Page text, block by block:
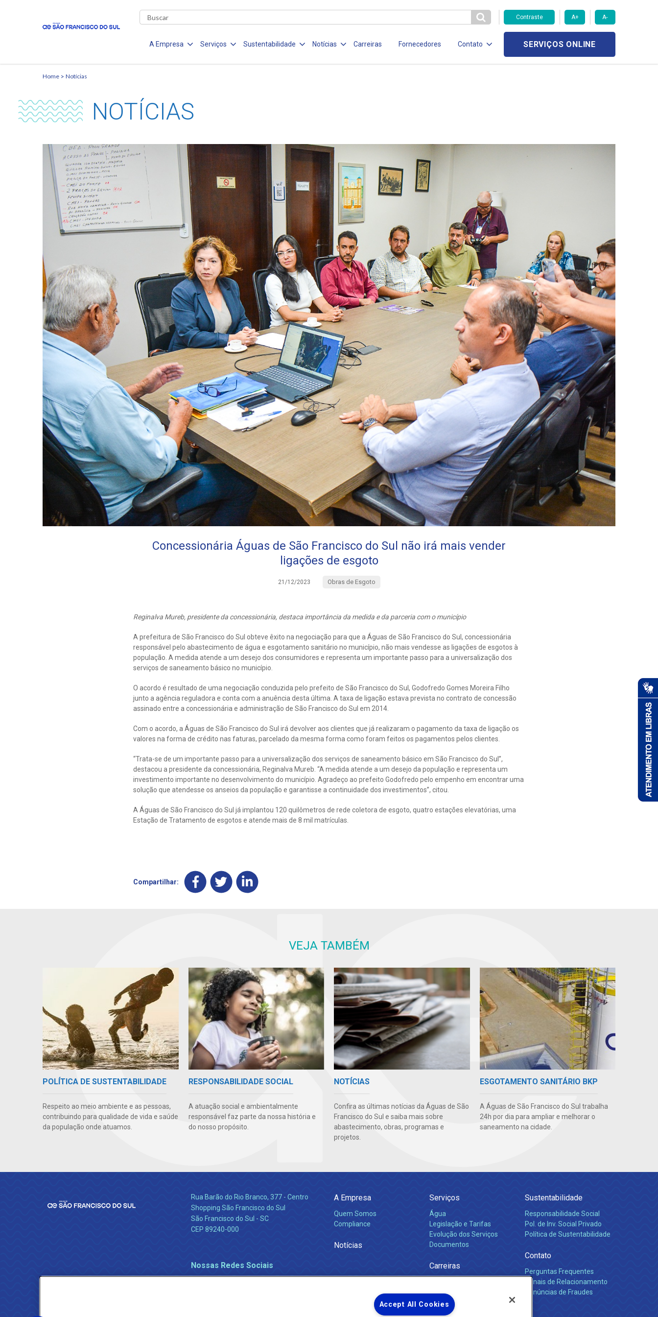
Contraste A+ A-
A Empresa Serviços Sustentabilidade Notícias Carreiras Fornecedores Contato SERVIÇOS ONLINE
Home Notícias
NOTÍCIAS
Concessionária Águas de São Francisco do Sul não irá mais vender
ligações de esgoto
21/12/2023 Obras de Esgoto
Reginalva Mureb, presidente da concessionária, destaca importância da medida e da parceria com o município
A prefeitura de São Francisco do Sul obteve êxito na negociação para que a Águas de São Francisco do Sul, concessionária
responsável pelo abastecimento de água e esgotamento sanitário no município, não mais vendesse as ligações de esgotos à
população. A medida atende a um desejo dos consumidores e representa um importante passo para a universalização dos
serviços de saneamento básico no município.
O acordo é resultado de uma negociação conduzida pelo prefeito de São Francisco do Sul, Godofredo Gomes Moreira Filho
junto a agência reguladora e conta com a anuência desta última. A taxa de ligação estava prevista no contrato de concessão
assinado entre a concessionária e administração de São Francisco do Sul em 2014.
Com o acordo, a Águas de São Francisco do Sul irá devolver aos clientes que já realizaram o pagamento da taxa de ligação os
valores na forma de crédito nas faturas, parcelado da mesma forma como foram feitos os pagamentos pelos clientes.
“Trata-se de um importante passo para a universalização dos serviços de saneamento básico em São Francisco do Sul”,
destacou a presidente da concessionária, Reginalva Mureb. “A medida atende a um desejo da população e representa um
investimento importante no desenvolvimento do município. Agradeço ao prefeito Godofredo pelo empenho em encontrar uma
solução que atendesse os anseios da população e garantisse a continuidade dos investimentos”, citou.
A Águas de São Francisco do Sul já implantou 120 quilômetros de rede coletora de esgoto, quatro estações elevatórias, uma
Estação de Tratamento de esgotos e atende mais de 8 mil matrículas.
Compartilhar:
VEJA TAMBÉM
POLÍTICA DE SUSTENTABILIDADE
Respeito ao meio ambiente e as pessoas,
contribuindo para qualidade de vida e saúde
da população onde atuamos.
RESPONSABILIDADE SOCIAL
A atuação social e ambientalmente
responsável faz parte da nossa história e
do nosso propósito.
NOTÍCIAS
Confira as últimas notícias da Águas de São
Francisco do Sul e saiba mais sobre
abastecimento, obras, programas e
projetos.
ESGOTAMENTO SANITÁRIO BKP
A Águas de São Francisco do Sul trabalha
24h por dia para ampliar e melhorar o
saneamento na cidade.
Rua Barão do Rio Branco, 377 - Centro
Shopping São Francisco do Sul
São Francisco do Sul - SC
CEP 89240-000
Nossas Redes Sociais
A Empresa
Quem Somos
Compliance
Notícias
Serviços
Água
Legislação e Tarifas
Evolução dos Serviços
Documentos
Carreiras
Sustentabilidade
Responsabilidade Social
Pol. de Inv. Social Privado
Política de Sustentabilidade
Contato
Perguntas Frequentes
Canais de Relacionamento
Denúncias de Fraudes
Accept All Cookies